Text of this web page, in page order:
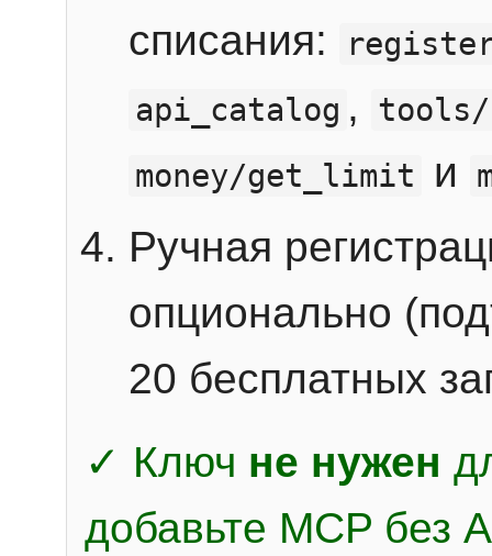
списания:
api_catalog ,
money/get_limit
и
Ручная
опционально
20 бесплатных
✓ Ключ не нужен
добавьте MCP без